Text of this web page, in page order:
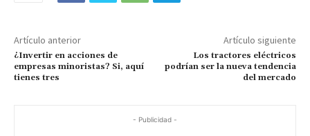
Artículo anterior
¿Invertir en acciones de
empresas minoristas? Si, aquí
tienes tres
Artículo siguiente
Los tractores eléctricos
podrían ser la nueva tendencia
del mercado
- Publicidad -